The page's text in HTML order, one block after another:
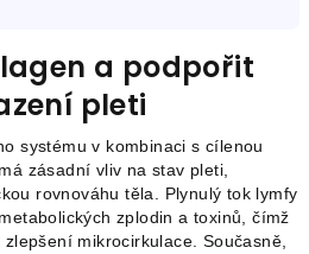
a podpořit
pleti
systému v kombinaci s cílenou
zásadní vliv na stav pleti,
rovnováhu těla. Plynulý tok lymfy
zplodin a toxinů, čímž
mikrocirkulace. Současně,